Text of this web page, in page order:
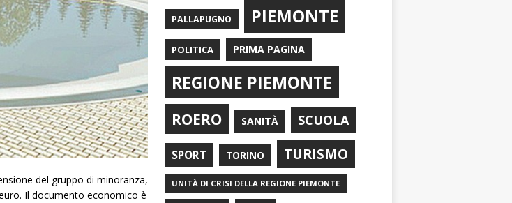
del gruppo di minoranza,
Il documento economico è
PALLAPUGNO PIEMONTE
POLITICA PRIMA PAGINA
REGIONE PIEMONTE
ROERO SANITÀ SCUOLA
SPORT TORINO TURISMO
UNITÀ DI CRISI DELLA REGIONE PIEMONTE